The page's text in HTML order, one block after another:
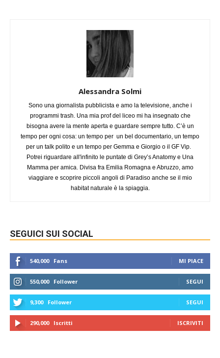
Alessandra Solmi
Sono una giornalista pubblicista e amo la televisione, anche i
programmi trash. Una mia prof del liceo mi ha insegnato che
bisogna avere la mente aperta e guardare sempre tutto. C’è un
tempo per ogni cosa: un tempo per un bel documentario, un tempo
per un talk polito e un tempo per Gemma e Giorgio o il GF Vip.
Potrei riguardare all'infinito le puntate di Grey’s Anatomy e Una
Mamma per amica. Divisa fra Emilia Romagna e Abruzzo, amo
viaggiare e scoprire piccoli angoli di Paradiso anche se il mio
habitat naturale è la spiaggia.
SEGUICI SUI SOCIAL
540,000 Fans MI PIACE
550,000 Follower SEGUI
9,300 Follower SEGUI
290,000 Iscritti ISCRIVITI